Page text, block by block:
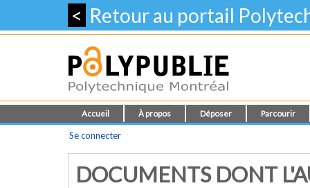
< Retour au portail
Accueil À propos Déposer Parcourir
Se connecter
DOCUMENTS DONT